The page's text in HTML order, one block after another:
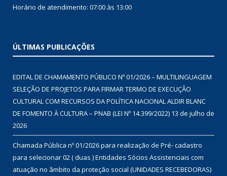
Horário de atendimento: 07:00 às 13:00
ÚLTIMAS PUBLICAÇÕES
EDITAL DE CHAMAMENTO PÚBLICO Nº 01/2026 – MULTILINGUAGEM
SELEÇÃO DE PROJETOS PARA FIRMAR TERMO DE EXECUÇÃO
CULTURAL COM RECURSOS DA POLÍTICA NACIONAL ALDIR BLANC
DE FOMENTO À CULTURA – PNAB (LEI Nº 14.399/2022) 13 de julho de
2026
Chamada Pública nº 01/2026 para realização de Pré- cadastro
para selecionar 02 ( duas ) Entidades Sócios Assistenciais com
atuação no âmbito da proteção social (UNIDADES RECEBEDORAS)